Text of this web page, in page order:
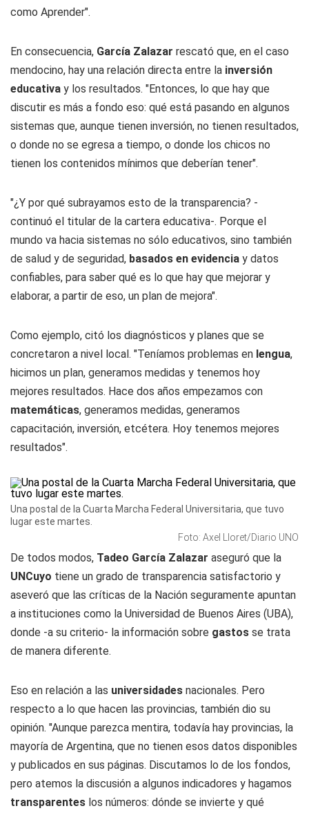
como Aprender".
En consecuencia, García Zalazar rescató que, en el caso
mendocino, hay una relación directa entre la inversión
educativa y los resultados. "Entonces, lo que hay que
discutir es más a fondo eso: qué está pasando en algunos
sistemas que, aunque tienen inversión, no tienen resultados,
o donde no se egresa a tiempo, o donde los chicos no
tienen los contenidos mínimos que deberían tener".
"¿Y por qué subrayamos esto de la transparencia? -
continuó el titular de la cartera educativa-. Porque el
mundo va hacia sistemas no sólo educativos, sino también
de salud y de seguridad, basados en evidencia y datos
confiables, para saber qué es lo que hay que mejorar y
elaborar, a partir de eso, un plan de mejora".
Como ejemplo, citó los diagnósticos y planes que se
concretaron a nivel local. "Teníamos problemas en lengua,
hicimos un plan, generamos medidas y tenemos hoy
mejores resultados. Hace dos años empezamos con
matemáticas, generamos medidas, generamos
capacitación, inversión, etcétera. Hoy tenemos mejores
resultados".
Una postal de la Cuarta Marcha Federal Universitaria, que tuvo
lugar este martes.
Foto: Axel Lloret/Diario UNO
De todos modos, Tadeo García Zalazar aseguró que la
UNCuyo tiene un grado de transparencia satisfactorio y
aseveró que las críticas de la Nación seguramente apuntan
a instituciones como la Universidad de Buenos Aires (UBA),
donde -a su criterio- la información sobre gastos se trata
de manera diferente.
Eso en relación a las universidades nacionales. Pero
respecto a lo que hacen las provincias, también dio su
opinión. "Aunque parezca mentira, todavía hay provincias, la
mayoría de Argentina, que no tienen esos datos disponibles
y publicados en sus páginas. Discutamos lo de los fondos,
pero atemos la discusión a algunos indicadores y hagamos
transparentes los números: dónde se invierte y qué